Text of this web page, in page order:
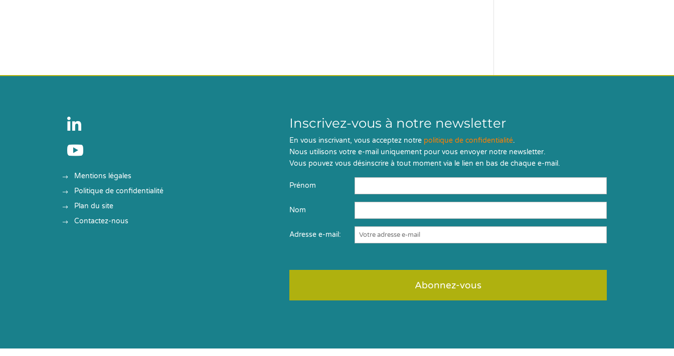


Mentions légales
Politique de confidentialité
Plan du site
Contactez-nous
Inscrivez-vous à notre newsletter
En vous inscrivant, vous acceptez notre politique de confidentialité.
Nous utilisons votre e-mail uniquement pour vous envoyer notre newsletter.
Vous pouvez vous désinscrire à tout moment via le lien en bas de chaque e-mail.
Prénom
Nom
Adresse e-mail: